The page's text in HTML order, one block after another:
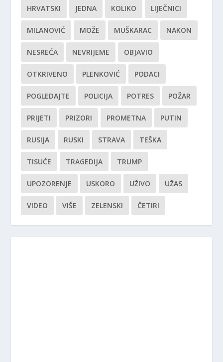
HRVATSKI JEDNA KOLIKO LIJEČNICI
MILANOVIĆ MOŽE MUŠKARAC NAKON
NESREĆA NEVRIJEME OBJAVIO
OTKRIVENO PLENKOVIĆ PODACI
POGLEDAJTE POLICIJA POTRES POŽAR
PRIJETI PRIZORI PROMETNA PUTIN
RUSIJA RUSKI STRAVA TEŠKA
TISUĆE TRAGEDIJA TRUMP
UPOZORENJE USKORO UŽIVO UŽAS
VIDEO VIŠE ZELENSKI ČETIRI